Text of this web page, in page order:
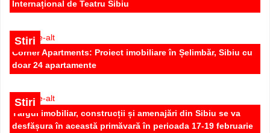
Internațional de Teatru Sibiu
Stiri
Corner Apartments: Proiect imobiliare în Șelimbăr, Sibiu cu
doar 24 apartamente
Stiri
Târgul imobiliar, construcții și amenajări din Sibiu se va
desfășura în această primăvară în perioada 17-19 februarie